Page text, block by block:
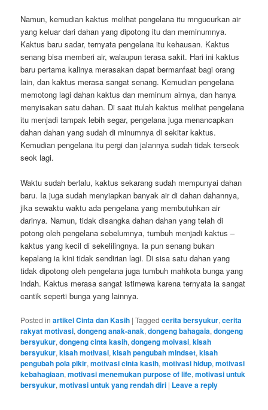
Namun, kemudian kaktus melihat pengelana itu mngucurkan air
yang keluar dari dahan yang dipotong itu dan meminumnya.
Kaktus baru sadar, ternyata pengelana itu kehausan. Kaktus
senang bisa memberi air, walaupun terasa sakit. Hari ini kaktus
baru pertama kalinya merasakan dapat bermanfaat bagi orang
lain, dan kaktus merasa sangat senang. Kemudian pengelana
memotong lagi dahan kaktus dan meminum airnya, dan hanya
menyisakan satu dahan. Di saat itulah kaktus melihat pengelana
itu menjadi tampak lebih segar, pengelana juga menancapkan
dahan dahan yang sudah di minumnya di sekitar kaktus.
Kemudian pengelana itu pergi dan jalannya sudah tidak terseok
seok lagi.
Waktu sudah berlalu, kaktus sekarang sudah mempunyai dahan
baru. Ia juga sudah menyiapkan banyak air di dahan dahannya,
jika sewaktu waktu ada pengelana yang membutuhkan air
darinya. Namun, tidak disangka dahan dahan yang telah di
potong oleh pengelana sebelumnya, tumbuh menjadi kaktus –
kaktus yang kecil di sekelilingnya. Ia pun senang bukan
kepalang ia kini tidak sendirian lagi. Di sisa satu dahan yang
tidak dipotong oleh pengelana juga tumbuh mahkota bunga yang
indah. Kaktus merasa sangat istimewa karena ternyata ia sangat
cantik seperti bunga yang lainnya.
Posted in artikel Cinta dan Kasih |Tagged cerita bersyukur,cerita
rakyat motivasi,dongeng anak-anak,dongeng bahagaia,dongeng
bersyukur,dongeng cinta kasih,dongeng moivasi,kisah
bersyukur,kisah motivasi,kisah pengubah mindset,kisah
pengubah pola pikir,motivasi cinta kasih,motivasi hidup,motivasi
kebahagiaan,motivasi menemukan purpose of life,motivasi untuk
bersyukur,motivasi untuk yang rendah diri | Leave a reply